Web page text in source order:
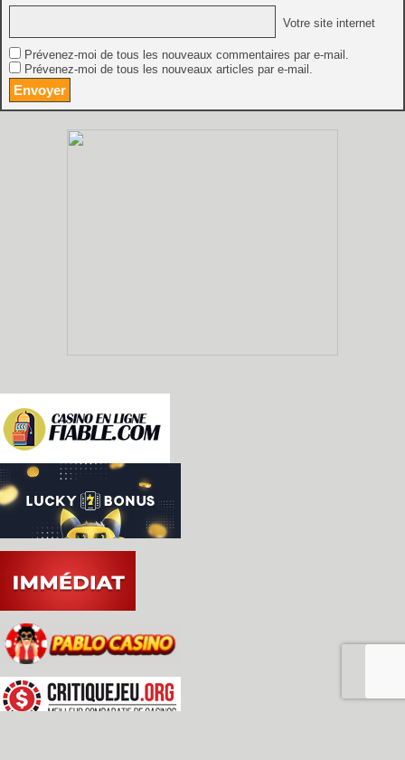
Votre site internet
Prévenez-moi de tous les nouveaux commentaires par e-mail.
Prévenez-moi de tous les nouveaux articles par e-mail.